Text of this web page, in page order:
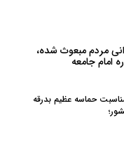
مردم مبعوث شده،
امام جامعه
حماسه عظیم بدرقه